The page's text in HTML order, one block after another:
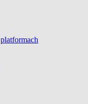
platformach